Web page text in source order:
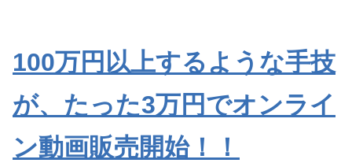
100万円以上するような手技
が、たった3万円でオンライ
ン動画販売開始！！